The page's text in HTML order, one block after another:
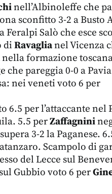
nell’Albinoleffe che
sconfitto 3-2 a Busto
Feralpi Salò che esce
di Ravaglianel Vicenza
nella formazione
che pareggia 0-0 a
nei veneti voto 6 per
6.5 per l’attaccante nel
5.5 perZaffagnini
3-2 la Paganese.
Scampolo di
del Lecce sul
Gubbio voto 6 per